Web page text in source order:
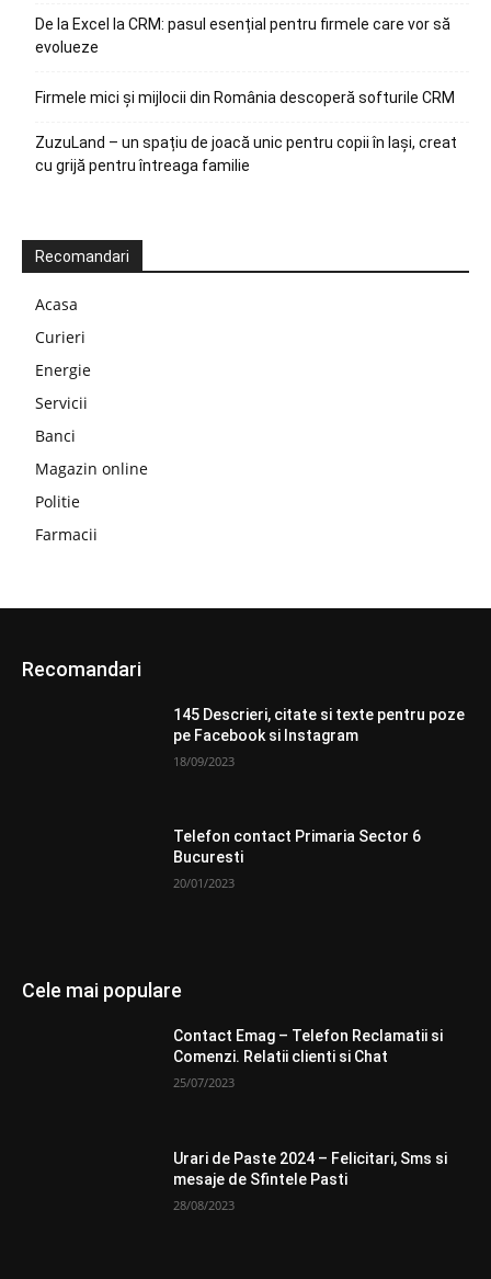
De la Excel la CRM: pasul esențial pentru firmele care vor să
evolueze
Firmele mici și mijlocii din România descoperă softurile CRM
ZuzuLand – un spațiu de joacă unic pentru copii în Iași, creat
cu grijă pentru întreaga familie
Recomandari
Acasa
Curieri
Energie
Servicii
Banci
Magazin online
Politie
Farmacii
Recomandari
145 Descrieri, citate si texte pentru poze
pe Facebook si Instagram
18/09/2023
Telefon contact Primaria Sector 6
Bucuresti
20/01/2023
Cele mai populare
Contact Emag – Telefon Reclamatii si
Comenzi. Relatii clienti si Chat
25/07/2023
Urari de Paste 2024 – Felicitari, Sms si
mesaje de Sfintele Pasti
28/08/2023